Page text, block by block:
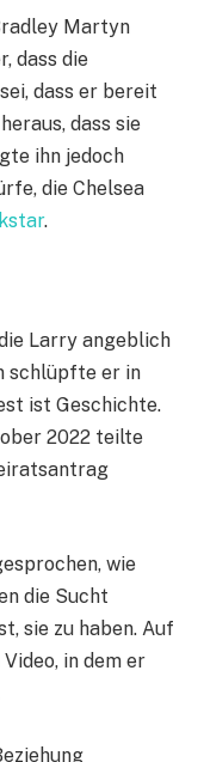
Martyn
dass die
dass er bereit
dass sie
ihn jedoch
die Chelsea
.
Larry angeblich
schlüpfte er in
ist Geschichte.
2022 teilte
wie
die Sucht
sie zu haben. Auf
in dem er